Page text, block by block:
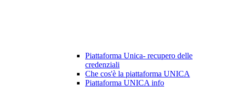
Piattaforma Unica- recupero delle
credenziali
Che cos'è la piattaforma UNICA
Piattaforma UNICA info